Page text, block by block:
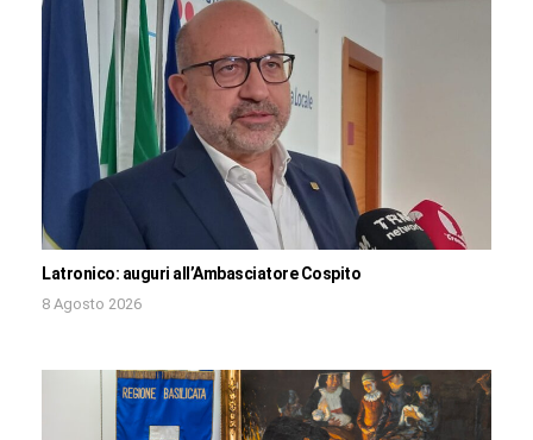
Latronico: auguri all’Ambasciatore Cospito
8 Agosto 2026